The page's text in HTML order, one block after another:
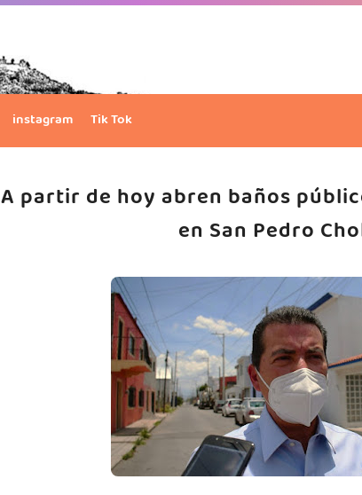
instagram Tik Tok
A partir de hoy abren baños
en San Pedro